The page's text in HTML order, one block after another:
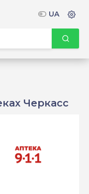
Черкасс
UA